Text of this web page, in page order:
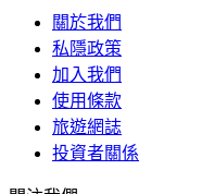
關於我們
私隱政策
加入我們
使用條款
旅遊網誌
投資者關係